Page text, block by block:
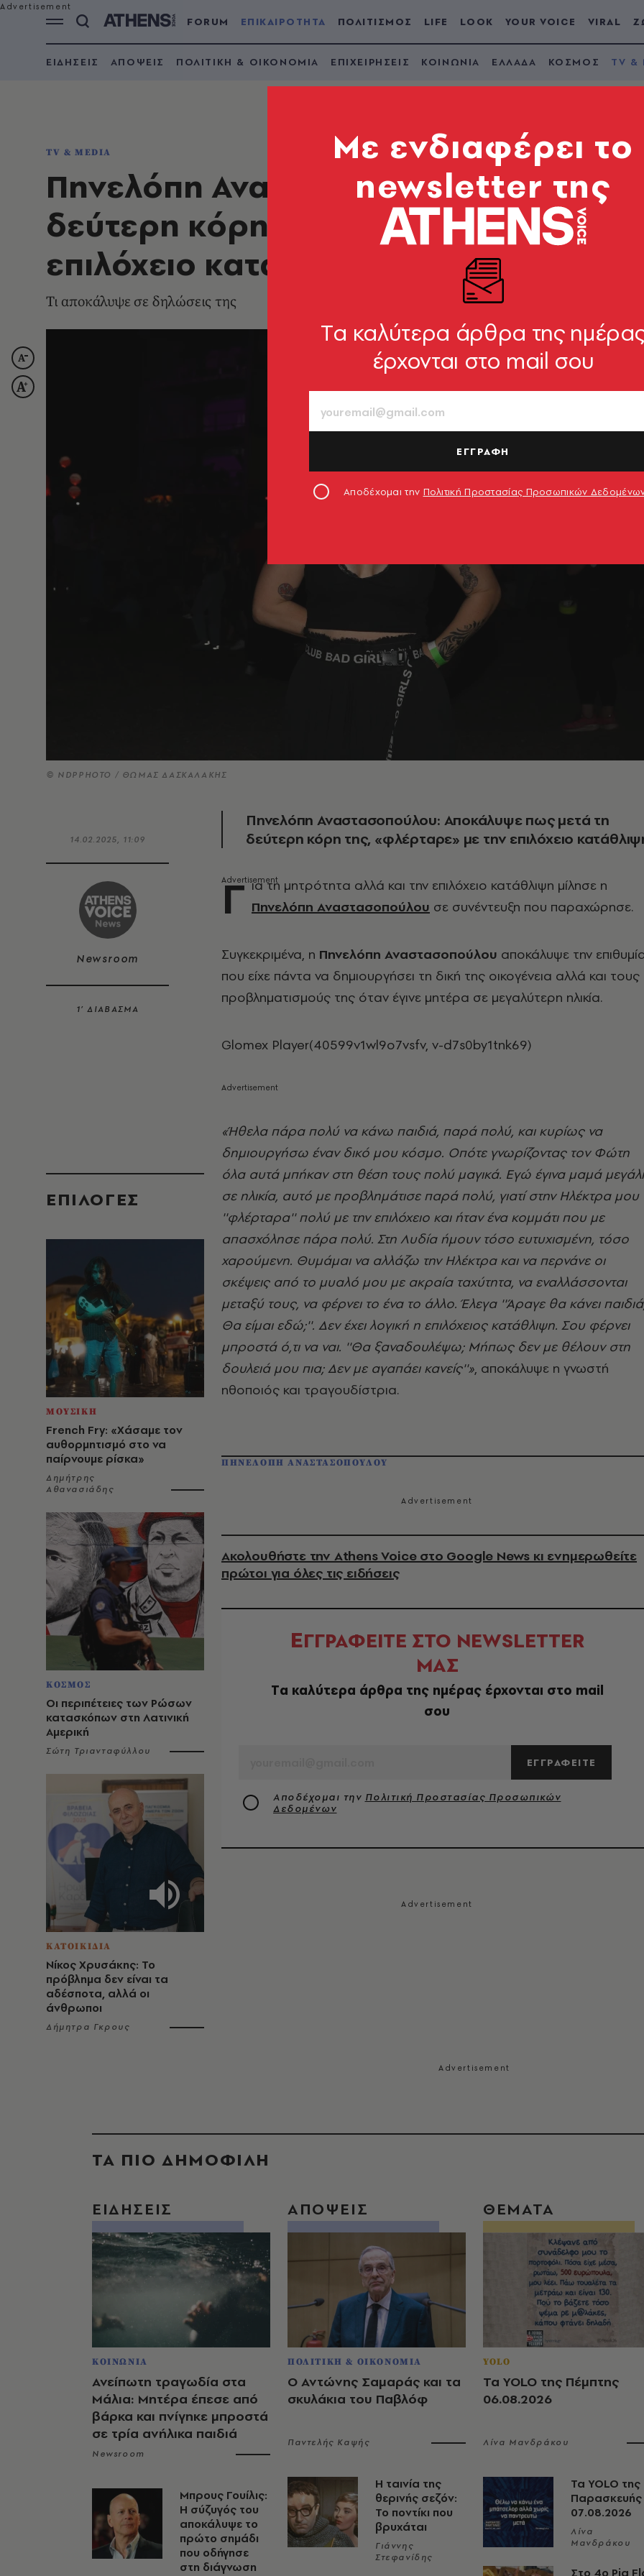
FORUM ΕΠΙΚΑΙΡΟΤΗΤΑ ΠΟΛΙΤΙΣΜΟΣ LIFE LOOK YOUR VOICE VIRAL
ΕΙΔΗΣΕΙΣ ΑΠΟΨΕΙΣ ΠΟΛΙΤΙΚΗ & ΟΙΚΟΝΟΜΙΑ ΕΠΙΧΕΙΡΗΣΕΙΣ ΚΟΙΝΩΝΙΑ ΕΛΛΑΔΑ ΚΟΣΜΟΣ TV &
TV & MEDIA
Πηνελόπη Αναστασοπούλου: Μετά τη
δεύτερη κόρη μου, «φλέρταρα» πολύ
επιλόχειο κατάθλιψη
Τι αποκάλυψε σε δηλώσεις της
© NDPPHOTO / ΘΩΜΑΣ ΔΑΣΚΑΛΑΚΗΣ
14.02.2025, 11:09
Newsroom
1’ ΔΙΑΒΑΣΜΑ
EΠΙΛΟΓΈΣ
ΜΟΥΣΙΚΗ
French Fry: «Χάσαμε τον
αυθορμητισμό στο να
παίρνουμε ρίσκα»
Δημήτρης
Αθανασιάδης
ΚΟΣΜΟΣ
Οι περιπέτειες των Ρώσων
κατασκόπων στη Λατινική
Αμερική
Σώτη Τριανταφύλλου
ΚΑΤΟΙΚΙΔΙΑ
Νίκος Χρυσάκης: Το
πρόβλημα δεν είναι τα
αδέσποτα, αλλά οι
άνθρωποι
Δήμητρα Γκρους
Πηνελόπη Αναστασοπούλου: Αποκάλυψε πως μετά τη
δεύτερη κόρη της, «φλέρταρε» με την επιλόχειο
Γ ια τη μητρότητα αλλά και την επιλόχειο κατάθλιψη μίλησε η
Πηνελόπη Αναστασοπούλου σε συνέντευξη που παραχώρησε.
Συγκεκριμένα, η Πηνελόπη Αναστασοπούλου αποκάλυψε την
που είχε πάντα να δημιουργήσει τη δική της οικογένεια αλλά και τους
προβληματισμούς της όταν έγινε μητέρα σε μεγαλύτερη ηλικία.
Glomex Player(40599v1wl9o7vsfv, v-d7s0by1tnk69)
«Ήθελα πάρα πολύ να κάνω παιδιά, παρά πολύ, και κυρίως να
δημιουργήσω έναν δικό μου κόσμο. Οπότε γνωρίζοντας τον Φώτη
όλα αυτά μπήκαν στη θέση τους πολύ μαγικά. Εγώ έγινα μαμά
σε ηλικία, αυτό με προβλημάτισε παρά πολύ, γιατί στην Ηλέκτρα μου
''φλέρταρα'' πολύ με την επιλόχειο και ήταν ένα κομμάτι που με
απασχόλησε πάρα πολύ. Στη Λυδία ήμουν τόσο ευτυχισμένη, τόσο
χαρούμενη. Θυμάμαι να αλλάζω την Ηλέκτρα και να περνάνε οι
σκέψεις από το μυαλό μου με ακραία ταχύτητα, να εναλλάσσονται
μεταξύ τους, να φέρνει το ένα το άλλο. Έλεγα ''Άραγε θα κάνει
Θα είμαι εδώ;''. Δεν έχει λογική η επιλόχειος κατάθλιψη. Σου φέρνει
μπροστά ό,τι να ναι. ''Θα ξαναδουλέψω; Μήπως δεν με θέλουν στη
δουλειά μου πια; Δεν με αγαπάει κανείς''», αποκάλυψε η γνωστή
ηθοποιός και τραγουδίστρια.
ΠΗΝΕΛΟΠΗ ΑΝΑΣΤΑΣΟΠΟΥΛΟΥ
Ακολουθήστε την Athens Voice στο Google News κι ενημερωθείτε
πρώτοι για όλες τις ειδήσεις
ΕΓΓΡΑΦΕΙΤΕ ΣΤΟ NEWSLETTER
ΜΑΣ
Tα καλύτερα άρθρα της ημέρας έρχονται στο mail
σου
ΕΓΓΡΑΦΕΙΤΕ
Αποδέχομαι την Πολιτική Προστασίας Προσωπικών
Δεδομένων
ΤΑ ΠΙΟ ΔΗΜΟΦΙΛΗ
ΕΙΔΗΣΕΙΣ
ΚΟΙΝΩΝΙΑ
Ανείπωτη τραγωδία στα
Μάλια: Μητέρα έπεσε από
βάρκα και πνίγηκε μπροστά
σε τρία ανήλικα παιδιά
Newsroom
Μπρους Γουίλις:
Η σύζυγός του
αποκάλυψε το
πρώτο σημάδι
που οδήγησε
στη διάγνωση
ΑΠΟΨΕΙΣ
ΠΟΛΙΤΙΚΗ & ΟΙΚΟΝΟΜΙΑ
Ο Αντώνης Σαμαράς και τα
σκυλάκια του Παβλόφ
Παντελής Καψής
Η ταινία της
θερινής σεζόν:
Το ποντίκι που
βρυχάται
Γιάννης
Στεφανίδης
ΘΕΜΑΤΑ
YOLO
Τα YOLO της Πέμπτης
06.08.2026
Λίνα Μανδράκου
Τα YOLO της
Παρασκευής
07.08.2026
Λίνα
Μανδράκου
Στο 4ο Pig
Mε ενδιαφέρει το
newsletter της
Tα καλύτερα άρθρα της
έρχονται στο mail σου
ΕΓΓΡΑΦΗ
Αποδέχομαι την Πολιτική Προστασίας Προσωπικών